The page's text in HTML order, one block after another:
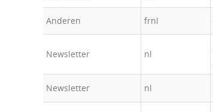
Anderen frnl
Newsletter nl
Newsletter nl